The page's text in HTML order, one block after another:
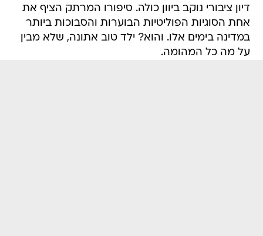
דיון ציבורי נוקב ביוון כולה. סיפורו המרתק הציף את
אחת הסוגיות הפוליטיות הבוערות והסבוכות ביותר
במדינה בימים אלו. והוא? ילד טוב אתונה, שלא מבין
על מה כל המהומה.